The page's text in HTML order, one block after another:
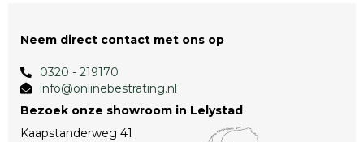
Neem direct contact met ons op
0320 - 219170
info@onlinebestrating.nl
Bezoek onze showroom in Lelystad
Kaapstanderweg 41